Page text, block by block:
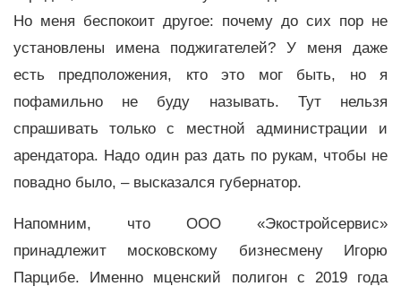
Но меня беспокоит другое: почему до сих пор не
установлены имена поджигателей? У меня даже
есть предположения, кто это мог быть, но я
пофамильно не буду называть. Тут нельзя
спрашивать только с местной администрации и
арендатора. Надо один раз дать по рукам, чтобы не
повадно было, – высказался губернатор.
Напомним, что ООО «Экостройсервис»
принадлежит московскому бизнесмену Игорю
Парцибе. Именно мценский полигон с 2019 года